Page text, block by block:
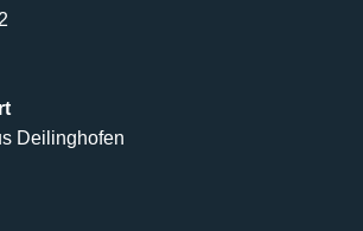
Deilinghofen